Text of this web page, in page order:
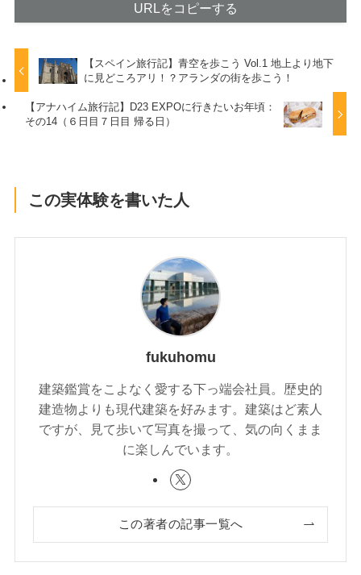
URLをコピーする
【スペイン旅行記】青空を歩こう Vol.1 地上より地下
に見どころアリ！？アランダの街を歩こう！
【アナハイム旅行記】D23 EXPOに行きたいお年頃：
その14（６日目７日目 帰る日）
この実体験を書いた人
fukuhomu
建築鑑賞をこよなく愛する下っ端会社員。歴史的
建造物よりも現代建築を好みます。建築はど素人
ですが、見て歩いて写真を撮って、気の向くまま
に楽しんでいます。
この著者の記事一覧へ